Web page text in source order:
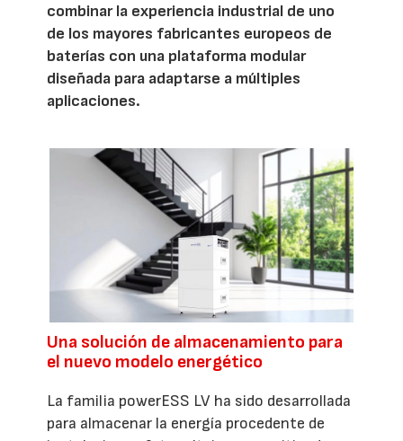
combinar la experiencia industrial de uno
de los mayores fabricantes europeos de
baterías con una plataforma modular
diseñada para adaptarse a múltiples
aplicaciones.
Una solución de almacenamiento para
el nuevo modelo energético
La familia powerESS LV ha sido desarrollada
para almacenar la energía procedente de